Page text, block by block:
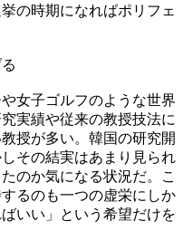
の時期になればポリフェ
女子ゴルフのような世界
実績や従来の教授技法に
授が多い。韓国の研究開
その結実はあまり見られ
のか気になる状況だ。こ
るのも一つの虚栄にしか
いい」という希望だけを